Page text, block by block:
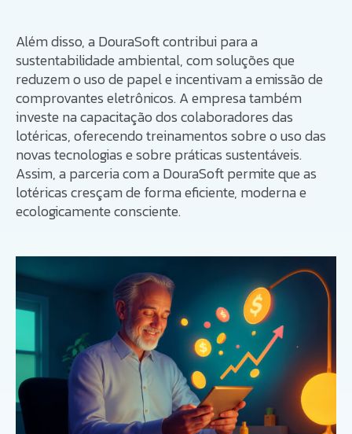
Além disso, a DouraSoft contribui para a
sustentabilidade ambiental, com soluções que
reduzem o uso de papel e incentivam a emissão de
comprovantes eletrônicos. A empresa também
investe na capacitação dos colaboradores das
lotéricas, oferecendo treinamentos sobre o uso das
novas tecnologias e sobre práticas sustentáveis.
Assim, a parceria com a DouraSoft permite que as
lotéricas cresçam de forma eficiente, moderna e
ecologicamente consciente.